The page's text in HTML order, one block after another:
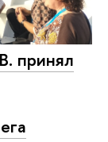
принял